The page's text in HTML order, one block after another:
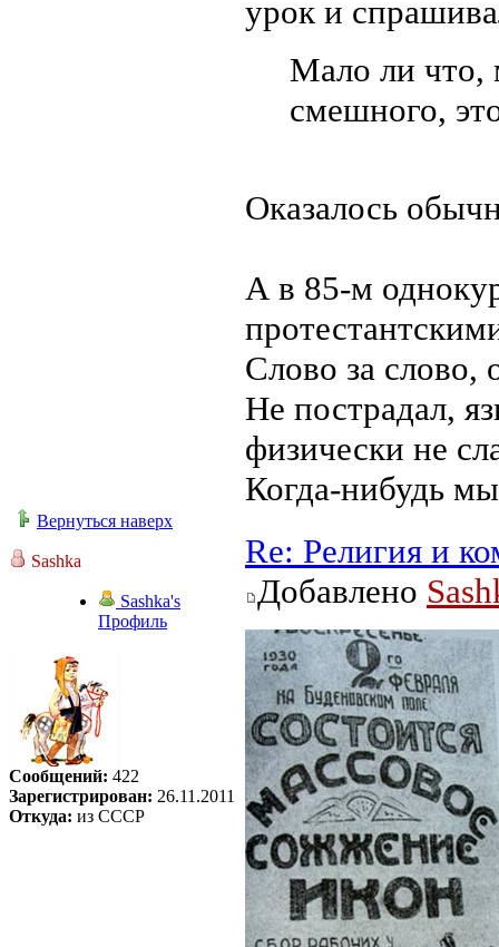
урок и
Мало ли что,
смешного,
Оказалось
А в 85-м
Слово за слово,
Не пострадал,
физически не
Когда-нибудь
Вернуться наверх
Sashka
Sashka's
Профиль
Сообщений: 422
Зарегистрирован: 26.11.2011
Откуда: из СССР
Re: Религия и
Добавлено